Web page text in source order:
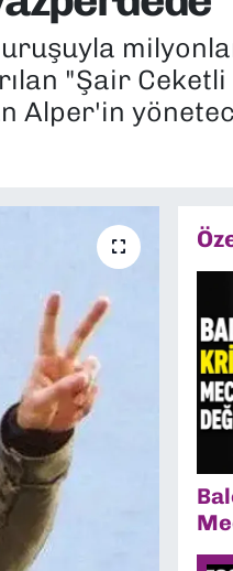
"Şair Ceketli
Alper'in